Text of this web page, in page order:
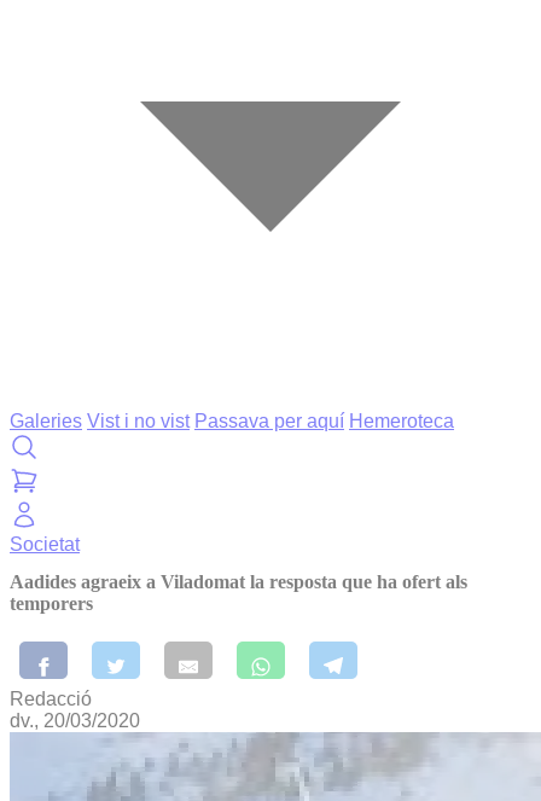
Galeries Vist i no vist Passava per aquí Hemeroteca
Societat
Aadides agraeix a Viladomat la resposta que ha ofert als
temporers
Redacció
dv., 20/03/2020